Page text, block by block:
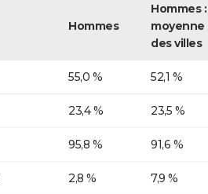
Hommes
Hommes :
moyenne
des villes
55,0 % 52,1 %
23,4 % 23,5 %
95,8 % 91,6 %
2,8 % 7,9 %